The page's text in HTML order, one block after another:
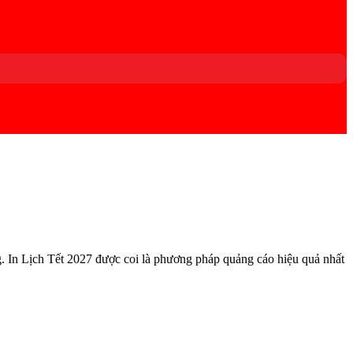
Lịch Tết 2027 được coi là phương pháp quảng cáo hiệu quả nhất